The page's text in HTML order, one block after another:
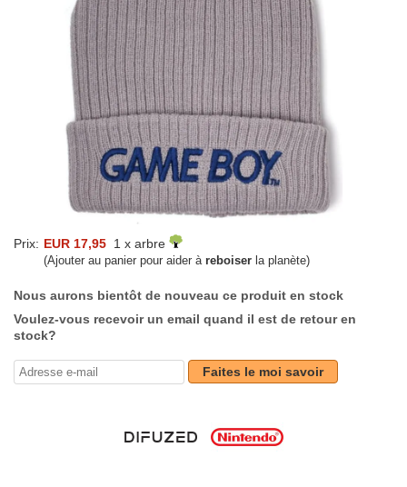
Prix: EUR 17,95 1 x arbre
(Ajouter au panier pour aider à reboiser la planète)
Nous aurons bientôt de nouveau ce produit en stock
Voulez-vous recevoir un email quand il est de retour en
stock?
Faites le moi savoir